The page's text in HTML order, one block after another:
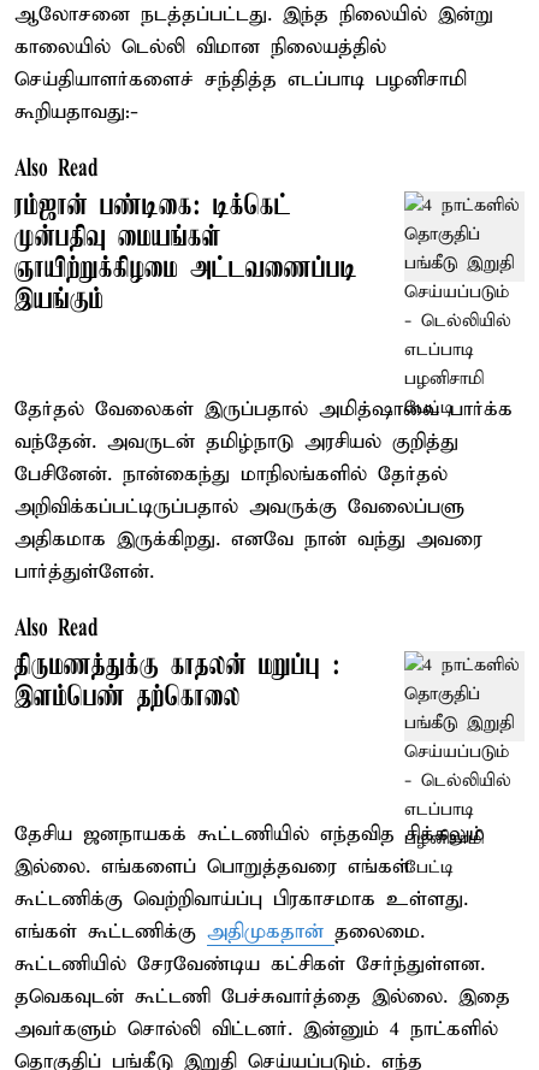
ஆலோசனை நடத்தப்பட்டது. இந்த நிலையில் இன்று
காலையில் டெல்லி விமான நிலையத்தில்
செய்தியாளர்களைச் சந்தித்த எடப்பாடி பழனிசாமி
கூறியதாவது:-
Also Read
ரம்ஜான் பண்டிகை: டிக்கெட்
முன்பதிவு மையங்கள்
ஞாயிற்றுக்கிழமை அட்டவணைப்படி
இயங்கும்
தேர்தல் வேலைகள் இருப்பதால் அமித்ஷாவை பார்க்க
வந்தேன். அவருடன் தமிழ்நாடு அரசியல் குறித்து
பேசினேன். நான்கைந்து மாநிலங்களில் தேர்தல்
அறிவிக்கப்பட்டிருப்பதால் அவருக்கு வேலைப்பளு
அதிகமாக இருக்கிறது. எனவே நான் வந்து அவரை
பார்த்துள்ளேன்.
Also Read
திருமணத்துக்கு காதலன் மறுப்பு :
இளம்பெண் தற்கொலை
தேசிய ஜனநாயகக் கூட்டணியில் எந்தவித சிக்கலும்
இல்லை. எங்களைப் பொறுத்தவரை எங்கள்
கூட்டணிக்கு வெற்றிவாய்ப்பு பிரகாசமாக உள்ளது.
எங்கள் கூட்டணிக்கு அதிமுகதான் தலைமை.
கூட்டணியில் சேரவேண்டிய கட்சிகள் சேர்ந்துள்ளன.
தவெகவுடன் கூட்டணி பேச்சுவார்த்தை இல்லை. இதை
அவர்களும் சொல்லி விட்டனர். இன்னும் 4 நாட்களில்
தொகுதிப் பங்கீடு இறுதி செய்யப்படும். எந்த